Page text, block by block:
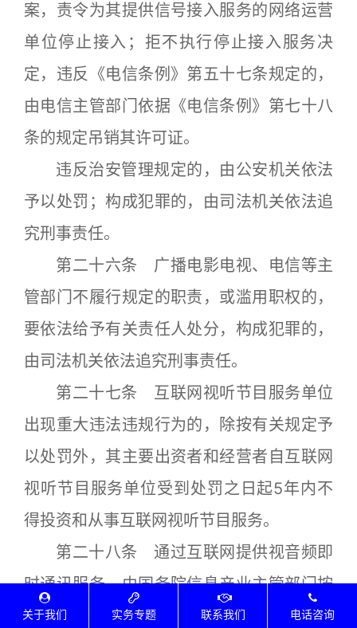
案，责令为其提供信号接入服务的网络运营
单位停止接入；拒不执行停止接入服务决
定，违反《电信条例》第五十七条规定的，
由电信主管部门依据《电信条例》第七十八
条的规定吊销其许可证。
违反治安管理规定的，由公安机关依法
予以处罚；构成犯罪的，由司法机关依法追
究刑事责任。
第二十六条 广播电影电视、电信等主
管部门不履行规定的职责，或滥用职权的，
要依法给予有关责任人处分，构成犯罪的，
由司法机关依法追究刑事责任。
第二十七条 互联网视听节目服务单位
出现重大违法违规行为的，除按有关规定予
以处罚外，其主要出资者和经营者自互联网
视听节目服务单位受到处罚之日起5年内不
得投资和从事互联网视听节目服务。
第二十八条 通过互联网提供视音频即
时通讯服务，由国务院信息产业主管部门按
照国家有关规定进行监督管理。
关于我们 实务专题 联系我们 电话咨询